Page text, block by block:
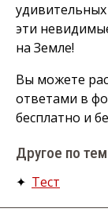
удивительных
эти
на Земле!
Вы можете
ответами в
бесплатно и
Другое по
✦ Тест